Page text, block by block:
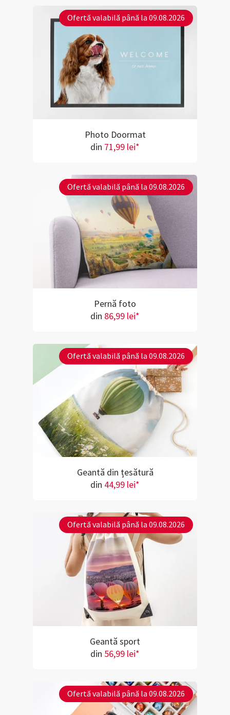
Ofertă valabilă până la 09.08.2026
Photo Doormat
din 71,99 lei*
Ofertă valabilă până la 09.08.2026
Pernă foto
din 86,99 lei*
Ofertă valabilă până la 09.08.2026
Geantă din țesătură
din 44,99 lei*
Ofertă valabilă până la 09.08.2026
Geantă sport
din 56,99 lei*
Ofertă valabilă până la 09.08.2026